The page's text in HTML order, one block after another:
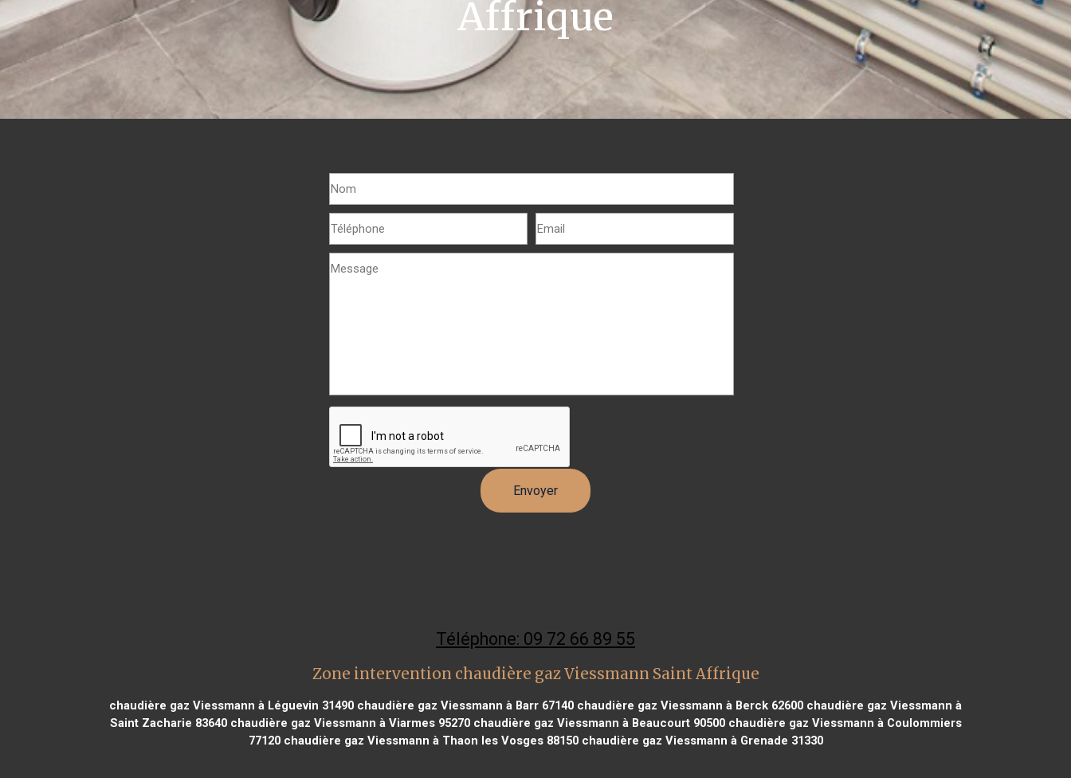
Affrique
Téléphone: 09 72 66 89 55
Zone intervention chaudière gaz Viessmann Saint Affrique
chaudière gaz Viessmann à Léguevin 31490 chaudière gaz Viessmann à Barr 67140 chaudière gaz Viessmann à Berck 62600 chaudière gaz Viessmann à
Saint Zacharie 83640chaudière gaz Viessmann à Viarmes 95270chaudière gaz Viessmann à Beaucourt 90500chaudière gaz Viessmann à Coulommiers
77120chaudière gaz Viessmann à Thaon les Vosges 88150chaudière gaz Viessmann à Grenade 31330